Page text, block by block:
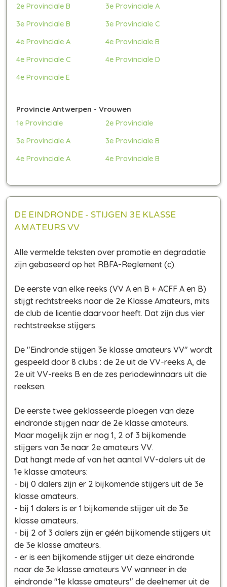
2e Provinciale B
3e Provinciale A
3e Provinciale B
3e Provinciale C
4e Provinciale A
4e Provinciale B
4e Provinciale C
4e Provinciale D
4e Provinciale E
Provincie Antwerpen - Vrouwen
1e Provinciale
2e Provinciale
3e Provinciale A
3e Provinciale B
4e Provinciale A
4e Provinciale B
DE EINDRONDE - STIJGEN 3E KLASSE
AMATEURS VV
Alle vermelde teksten over promotie en degradatie
zijn gebaseerd op het RBFA-Reglement (c).
De eerste van elke reeks (VV A en B + ACFF A en B)
stijgt rechtstreeks naar de 2e Klasse Amateurs, mits
de club de licentie daarvoor heeft. Dat zijn dus vier
rechtstreekse stijgers.
De "Eindronde stijgen 3e klasse amateurs VV" wordt
gespeeld door 8 clubs : de 2e uit de VV-reeks A, de
2e uit VV-reeks B en de zes periodewinnaars uit die
reeksen.
De eerste twee geklasseerde ploegen van deze
eindronde stijgen naar de 2e klasse amateurs.
Maar mogelijk zijn er nog 1, 2 of 3 bijkomende
stijgers van 3e naar 2e amateurs VV.
Dat hangt mede af van het aantal VV-dalers uit de
1e klasse amateurs:
- bij 0 dalers zijn er 2 bijkomende stijgers uit de 3e
klasse amateurs.
- bij 1 dalers is er 1 bijkomende stijger uit de 3e
klasse amateurs.
- bij 2 of 3 dalers zijn er géén bijkomende stijgers uit
de 3e klasse amateurs.
- er is een bijkomende stijger uit deze eindronde
naar de 3e klasse amateurs VV wanneer in de
eindronde "1e klasse amateurs" de deelnemer uit de